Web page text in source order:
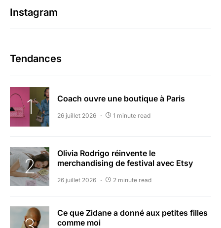
Instagram
Tendances
Coach ouvre une boutique à Paris
26 juillet 2026 1 minute read
Olivia Rodrigo réinvente le
merchandising de festival avec Etsy
26 juillet 2026 2 minute read
Ce que Zidane a donné aux petites filles
comme moi